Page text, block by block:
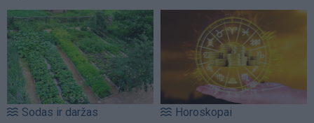
Sodas ir daržas Horoskopai